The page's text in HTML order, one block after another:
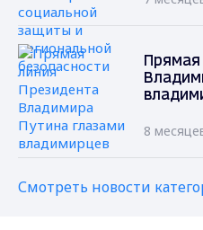
Прямая
8
Смотреть новости